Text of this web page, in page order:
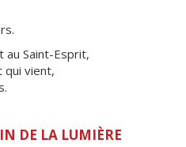
au Saint-Esprit,
qui vient,
DE LA LUMIÈRE